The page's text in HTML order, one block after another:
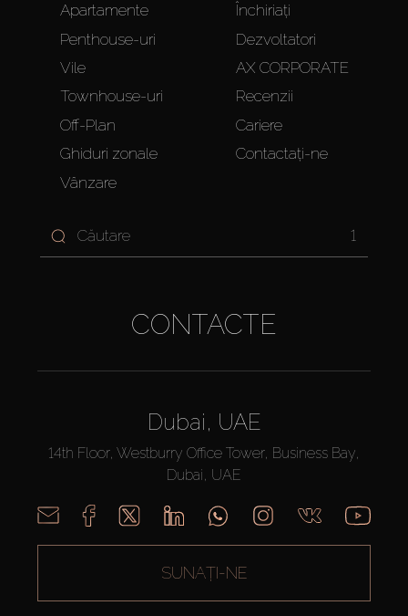
Apartamente
Penthouse-uri
Vile
Townhouse-uri
Off-Plan
Ghiduri zonale
Vânzare
Închiriați
Dezvoltatori
AX CORPORATE
Recenzii
Cariere
Contactați-ne
1
CONTACTE
Dubai, UAE
14th Floor, Westburry Office Tower, Business Bay,
Dubai, UAE
SUNAȚI-NE